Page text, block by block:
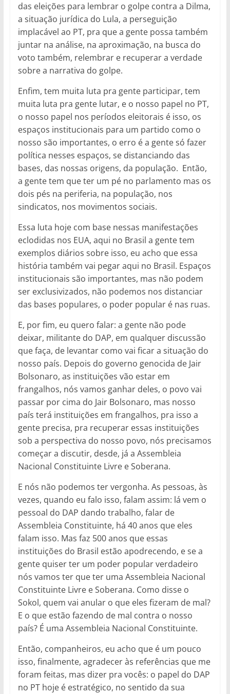
das eleições para lembrar o golpe contra a Dilma,
a situação jurídica do Lula, a perseguição
implacável ao PT, pra que a gente possa também
juntar na análise, na aproximação, na busca do
voto também, relembrar e recuperar a verdade
sobre a narrativa do golpe.
Enfim, tem muita luta pra gente participar, tem
muita luta pra gente lutar, e o nosso papel no PT,
o nosso papel nos períodos eleitorais é isso, os
espaços institucionais para um partido como o
nosso são importantes, o erro é a gente só fazer
política nesses espaços, se distanciando das
bases, das nossas origens, da população. Então,
a gente tem que ter um pé no parlamento mas os
dois pés na periferia, na população, nos
sindicatos, nos movimentos sociais.
Essa luta hoje com base nessas manifestações
eclodidas nos EUA, aqui no Brasil a gente tem
exemplos diários sobre isso, eu acho que essa
história também vai pegar aqui no Brasil. Espaços
institucionais são importantes, mas não podem
ser exclusivizados, não podemos nos distanciar
das bases populares, o poder popular é nas ruas.
E, por fim, eu quero falar: a gente não pode
deixar, militante do DAP, em qualquer discussão
que faça, de levantar como vai ficar a situação do
nosso país. Depois do governo genocida de Jair
Bolsonaro, as instituições vão estar em
frangalhos, nós vamos ganhar deles, o povo vai
passar por cima do Jair Bolsonaro, mas nosso
país terá instituições em frangalhos, pra isso a
gente precisa, pra recuperar essas instituições
sob a perspectiva do nosso povo, nós precisamos
começar a discutir, desde, já a Assembleia
Nacional Constituinte Livre e Soberana.
E nós não podemos ter vergonha. As pessoas, às
vezes, quando eu falo isso, falam assim: lá vem o
pessoal do DAP dando trabalho, falar de
Assembleia Constituinte, há 40 anos que eles
falam isso. Mas faz 500 anos que essas
instituições do Brasil estão apodrecendo, e se a
gente quiser ter um poder popular verdadeiro
nós vamos ter que ter uma Assembleia Nacional
Constituinte Livre e Soberana. Como disse o
Sokol, quem vai anular o que eles fizeram de mal?
E o que estão fazendo de mal contra o nosso
país? É uma Assembleia Nacional Constituinte.
Então, companheiros, eu acho que é um pouco
isso, finalmente, agradecer às referências que me
foram feitas, mas dizer pra vocês: o papel do DAP
no PT hoje é estratégico, no sentido da sua